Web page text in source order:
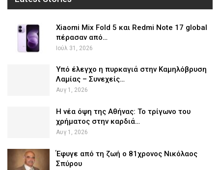
Xiaomi Mix Fold 5 και Redmi Note 17 global
πέρασαν από…
Ιούλ 31, 2026
Υπό έλεγχο η πυρκαγιά στην Καμηλόβρυση
Λαμίας – Συνεχείς…
Αυγ 1, 2026
Η νέα όψη της Αθήνας: Το τρίγωνο του
χρήματος στην καρδιά…
Αυγ 1, 2026
Έφυγε από τη ζωή ο 81χρονος Νικόλαος
Σπύρου